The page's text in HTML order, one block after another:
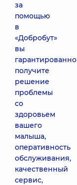
за
помощью
в
«Добробут»
вы
гарантированно
получите
решение
проблемы
со
здоровьем
вашего
малыша,
оперативность
обслуживания,
качественный
сервис,